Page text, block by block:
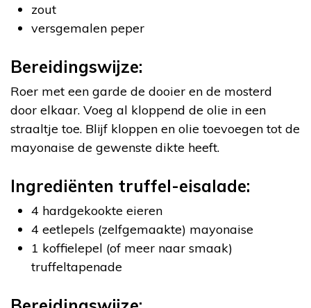
zout
versgemalen peper
Bereidingswijze:
Roer met een garde de dooier en de mosterd
door elkaar. Voeg al kloppend de olie in een
straaltje toe. Blijf kloppen en olie toevoegen tot de
mayonaise de gewenste dikte heeft.
Ingrediënten truffel-eisalade:
4 hardgekookte eieren
4 eetlepels (zelfgemaakte) mayonaise
1 koffielepel (of meer naar smaak)
truffeltapenade